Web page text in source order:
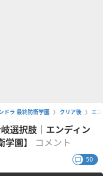
ドラ 最終防衛学園 クリア後 エ
選択肢｜エンディン
園】
コメント
50